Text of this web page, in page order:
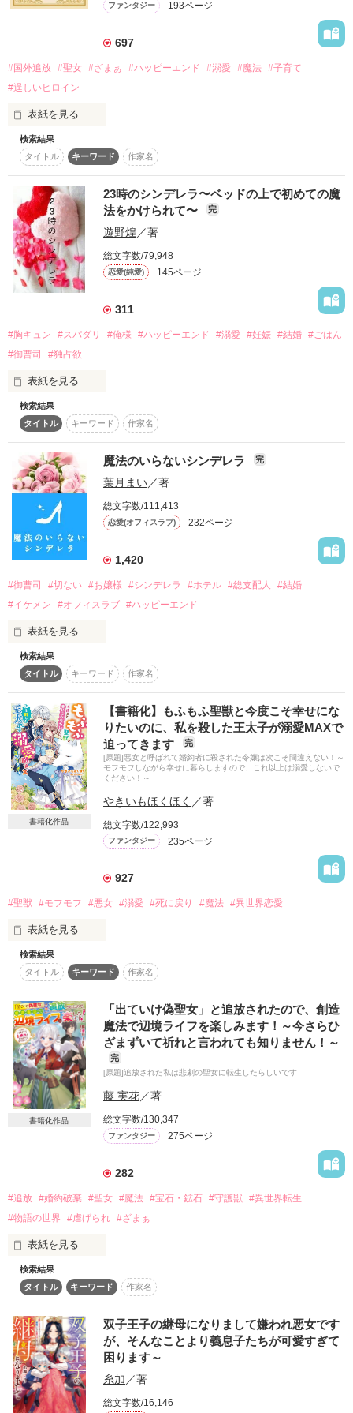
作品を読む
ファンタジー 193ページ
697
#国外追放 #聖女 #ざまぁ #ハッピーエンド #溺愛 #魔法 #子育て
#逞しいヒロイン
表紙を見る
／
第13回ネット小説大賞
小説部門入賞いたしました！
＊マッグガーデン様より書籍化予定です！
「──ローズマリー・リィーズを国外追放とするっ」
この国の王太子で婚約者のクリストフの近衛騎士が容赦なくロ
ーズマリーを引きずっていく。
嘘を吐き、ローズマリーを貶めた公爵令嬢ミシュリーヌの唇が
大きな弧を描いていた。
見えなくなった。
蓋をどんなに押しても叩いても、箱の中から出ることはできな
今まで聖女として魔法樹を癒して、平民出身だからと見下され
ていたことに我慢していたが何一つ報われない。
ご飯がいっぱい食べられるからと聖女になったはずなのに、空
腹がローズマリーを極限まで追い詰めていく。
絶望しながらも、ふと箱の蓋が開いていることに気がついた。
そのことに気づいた瞬間、今まで感じたことのない怒りがロー
ズマリーの感情を支配する。
「──このクソ野郎ども！　ぶっ潰してやるからな」
なんと追放先は隣国のカールナルド国王と王太子のリオネルの
前だったのだ。
（あっ……わたしの人生が終わりました）
サッと波のように血の気が引いていく。
ローズマリーはぐぅと鳴るお腹を押さえて極度の空腹に絶望し
ながら、牢の中に投げ込まれる未来を想像していたのだが──。
＊他サイトでも連載中
作品を読む
検索結果
タイトル
キーワード 作家名
23時のシンデレラ〜ベッドの上で初めての魔
法をかけられて〜
完
遊野煌 ／著
総文字数/79,948
恋愛(純愛) 145ページ
311
#胸キュン #スパダリ #俺様 #ハッピーエンド #溺愛 #妊娠 #結婚 #ごはん
#御曹司
#独占欲
表紙を見る
不況のあおりを受けて、5年務めた大手キッチンメーカーの派
遣契約を切られた、綾乃美弥は、貯金を切り崩しながら、コン
ビニ店員として23時まで毎日アルバイトに励んでいた。
そんな美弥のアルバイト先には、23時になると王子様の様なイ
ケメン男性が必ずお弁当を買いに来る。美弥は彼のことを『23
時の王子様』と称して密かに憧れていた。
ある日、野良猫のミャーをキッカケに、23時の王子様こと、安
堂　颯に、美弥はミャーごとお持ち帰りされることになる
が……。
綾乃美弥（あやの　みや）　26歳
26年間恋人なし、お金なし、もうすぐ家なし、どん底のコンビ
✖️
安堂　颯　（あんどう　はやて）　28歳
安堂不動産の一人息子で、次期取締役社長。
安堂不動産の副社長を務めている。
「今から、俺ん家ね」
「え？……わ、私……そんな、初めて会った人とそんな
事……」
「何にもしないよ、多分ね」
ーーーー野良猫のミャーをきっかけに、憧れていた、23時の王
子様に拾われた美弥は、ベッドの上でシンデレラの様な、甘い
魔法にかけられる。
れ右、願います。
※画像はフリー素材です。
※鮭ムニエル様、素敵なレビューを有難う御座います♪
作品を読む
検索結果
タイトル
キーワード 作家名
魔法のいらないシンデレラ 完
葉月まい／著
総文字数/111,413
恋愛(オフィスラブ) 232ページ
1,420
#御曹司 #切ない #お嬢様 #シンデレラ #ホテル #総支配人
#結婚
#イケメン
#オフィスラブ #ハッピーエンド
表紙を見る
『魔法のいらないシンデレラ』シリーズ Vol.1
ーお嬢様でも幸せとは限らないー
決められたレールではなく、
自分の足で人生を切り拓きたい
無能な自分に、いったい何が出来るのか
自分の力で幸せを掴めるのか
悩みながらも歩き続ける
✨読んで下さった皆様、
いいね！やひとこと感想を下さった皆様も、
素敵なレビューをありがとうございます！
感想ノートにお礼を書かせて頂きました♡
2023年1月6日公開
検索結果
タイトル
キーワード 作家名
書籍化作品
【書籍化】もふもふ聖獣と今度こそ幸せにな
りたいのに、私を殺した王太子が溺愛MAXで
迫ってきます
完
[原題]悪女と呼ばれて婚約者に殺された令嬢は次こそ間違えない！～
モフモフしながら幸せに暮らしますので、これ以上は溺愛しないで
ください！～
やきいもほくほく ／著
総文字数/122,993
ファンタジー 235ページ
927
#聖獣 #モフモフ #悪女 #溺愛 #死に戻り #魔法 #異世界恋愛
表紙を見る
ここは神獣に守られているロドアルード王国。
貴族達は聖獣と契約して力を使う。
フランチェスカ・エディマーレは男爵家の令嬢で聖獣シュネー
の特別な力で王太子、レオナルドの婚約者となった。
しかしフランチェスカを待っていたのは執拗な嫌がらせだっ
た。『悪女』と呼ばれてシュネーと共に追い詰められてしま
う。
そして様子がおかしい婚約者のレオナルドに殺されたフランチ
ェスカとシュネーだったが目を覚ましたら時が戻っていた！？
(今度は絶対に間違わない……！)
そう決意したフランチェスカはレオナルドと離れて男爵領で暮
らすことに。
しかし神獣グレイシャーを襲う危機をきっかけにフランチェス
そしてフランチェスカとシュネーを追い詰めた犯人は？
【ぴぃsan様、レビューありがとうございます！】
検索結果
タイトル
キーワード 作家名
書籍化作品
「出ていけ偽聖女」と追放されたので、創造
魔法で辺境ライフを楽しみます！～今さらひ
ざまずいて祈れと言われても知りません！～
完
[原題]追放された私は悲劇の聖女に転生したらしいです
藤 実花／著
総文字数/130,347
ファンタジー 275ページ
282
#追放 #婚約破棄 #聖女 #魔法 #宝石・鉱石 #守護獣 #異世界転生
#物語の世界
#虐げられ #ざまぁ
表紙を見る
ある事情により屋敷に閉じ込められていた伯爵令嬢ララは、世
にも珍しい創造魔法の使い手と認められ聖女になった。
しかし姉や家族により陥れられ、婚約者であった王子に追放を
言い渡されてしまう。
失意のララは気絶し……目覚めた時、前世を思い出していた！
ここは『悠久のファルナシオン』という物語の世界。
生前読んでいたファンタジー小説の中である。
検索結果
タイトル
キーワード 作家名
双子王子の継母になりまして嫌われ悪女です
が、そんなことより義息子たちが可愛すぎて
困ります～
糸加 ／著
総文字数/16,146